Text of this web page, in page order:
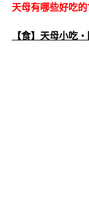
天母有哪些好吃的
【食】天母小吃